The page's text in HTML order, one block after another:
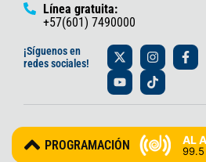
Línea gratuita:
+57(601) 7490000
AL
99.5
¡Síguenos en
redes sociales!
X
-
t
w
i
t
e
r
I
n
s
t
a
r
a
m
F
a
c
o
k
-
Y
o
u
t
u
e
T
i
k
t
o
© 2025 Gobernación de
PROGRAMACIÓN